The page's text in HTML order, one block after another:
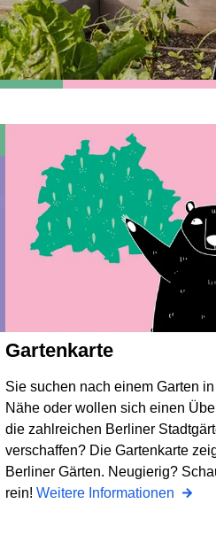
Gartenkarte
Sie suchen nach einem Garten
Nähe oder wollen sich einen
die zahlreichen Berliner
verschaffen? Die Gartenkarte
Berliner Gärten. Neugierig?
rein! Weitere Informationen